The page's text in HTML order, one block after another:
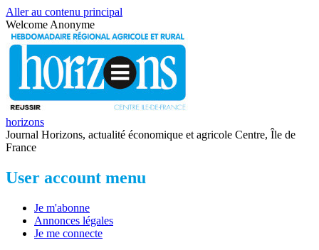
Aller au contenu principal
Welcome Anonyme
horizons
Journal Horizons, actualité économique et agricole Centre, Île de
France
User account menu
Je m'abonne
Annonces légales
Je me connecte